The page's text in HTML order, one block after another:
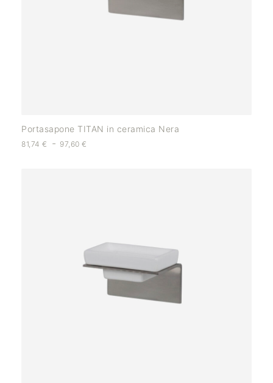
Portasapone TITAN in ceramica Nera
81,74 € - 97,60€